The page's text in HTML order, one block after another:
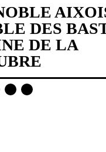
LES
HANDICAP
DES
DE LA